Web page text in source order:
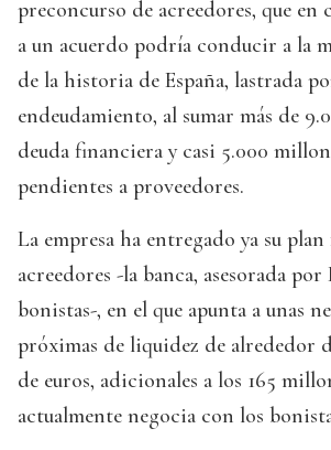
preconcurso de acreedores, que en
a un acuerdo podría conducir a la
de la historia de España, lastrada
endeudamiento, al sumar más de
deuda financiera y casi 5.000
pendientes a proveedores.
La empresa ha entregado ya su
acreedores -la banca, asesorada
bonistas-, en el que apunta a unas
próximas de liquidez de alrededor
de euros, adicionales a los 165
actualmente negocia con los